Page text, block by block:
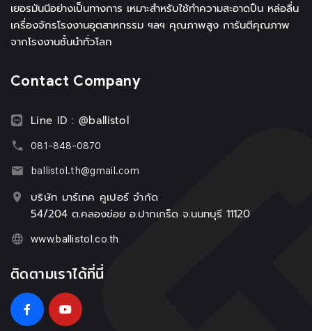
เยอรมันนีอย่างเป็นทางการ เหมาะสำหรับใช้ทำความสะอาดปืน หล่อลื่น
เครื่องจักรโรงงานอุตสาหกรรม ฯลฯ คุณภาพสูง การันตีคุณภาพ
จากโรงงานชั้นนำทั่วโลก
Contact Company
Line ID : @ballistol
081-848-0870
ballistol.th@gmail.com
บริษัท มาร์เทค คูเปอร์ จำกัด
54/204 ต.คลองข่อย อ.ปากเกร็ด จ.นนทบุรี 11120
www.ballistol.co.th
ติดตามเราได้ที่นี่